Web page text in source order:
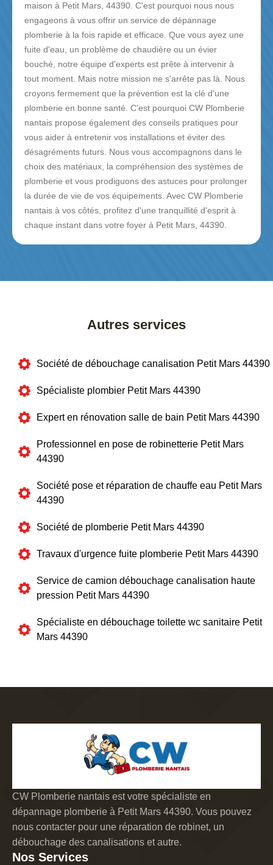
maison à Petit Mars, 44390. C'est pourquoi nous nous
engageons à vous offrir un service de dépannage
plomberie à la fois rapide et efficace. Que vous ayez une
fuite d'eau, un problème de chaudière ou un évier
bouché, notre équipe d'experts est prête à intervenir à
tout moment. Mais notre mission ne s'arrête pas là. Nous
croyons fermement que la prévention est la clé d'une
plomberie en bonne santé. C'est pourquoi CW Plomberie
nantais propose également des conseils pratiques pour
vous aider à entretenir vos installations et éviter des
désagréments futurs. Nous vous accompagnons dans le
choix des matériaux, la compréhension des systèmes de
plomberie et vous prodiguons des astuces pour prolonger
la durée de vie de vos équipements. Avec CW Plomberie
nantais à vos côtés, profitez d'une tranquillité d'esprit à
chaque instant dans votre foyer à Petit Mars, 44390.
Autres services
Société de débouchage canalisation Petit Mars 44390
Spécialiste plombier Petit Mars 44390
Expert en rénovation salle de bain Petit Mars 44390
Professionnel en pose de robinetterie Petit Mars
44390
Société pose et réparation de chauffe eau Petit Mars
44390
Société de plomberie Petit Mars 44390
Travaux d'urgence fuite plomberie Petit Mars 44390
Service de camion débouchage canalisation haute
pression Petit Mars 44390
Spécialiste en débouchage toilette wc sanitaire Petit
Mars 44390
CW Plomberie nantais est votre spécialiste en
dépannage plomberie à Petit Mars 44390. Vous pouvez
nous contacter pour une réparation de robinet, un
débouchage des canalisations et autre.
Nos Services